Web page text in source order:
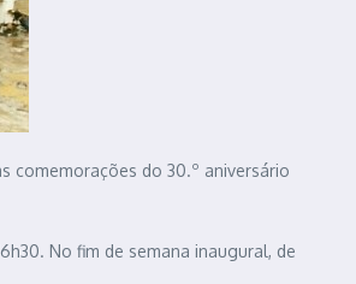
comemorações do 30.º aniversário
No fim de semana inaugural, de